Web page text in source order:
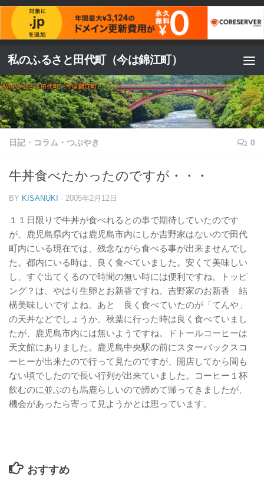
コンテンツへスキップ
私のふるさと田代町（今は錦江町）
日記・コラム・つぶやき 0
牛丼食べたかったのですが・・・
BY KISANUKI · 2005年2月12日
１１日限りで牛丼が食べれるとの事で期待していたのです
が、鹿児島県内では鹿児島市内にしか吉野家はないので田代
町内にいる現在では、残念ながら食べる事が出来ませんでし
た。都内にいる時は、良く食べていました。安くて美味しい
し、すぐ出てくるので時間の無い時には便利ですね。トッピ
ング？は、やはり生卵とお新香ですね。吉野家のお新香 結
構美味しいですよね。あと 良く食べていたのが「てんや」
の天丼などでしょうか。秋葉に行った時は良く食べていまし
たが、鹿児島市内には無いようですね。ドトールコーヒーは
天文館にありました。鹿児島中央駅の前にスターバックスコ
ーヒーが出来たので行って見たのですが、開店してから間も
ない頃でしたので長い行列が出来ていました。コーヒー１杯
飲むのに並ぶのも馬鹿らしいので諦めて帰ってきましたが、
機会があったら寄って見ようかとは思っています。
おすすめ